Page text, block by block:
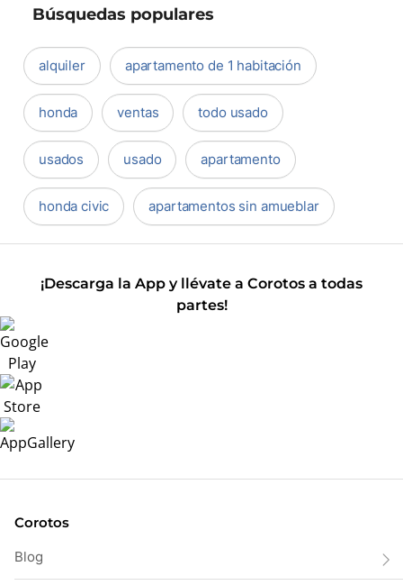
Búsquedas populares
alquiler apartamento de 1 habitación
honda ventas todo usado
usados usado apartamento
honda civic apartamentos sin amueblar
¡Descarga la App y llévate a Corotos a todas
partes!
Corotos
Blog